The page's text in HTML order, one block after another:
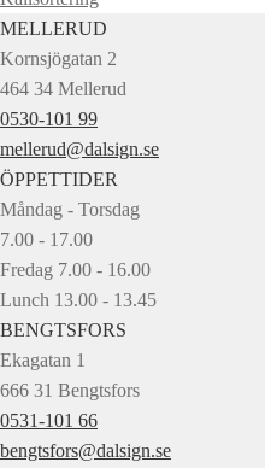
MELLERUD
Kornsjögatan 2
464 34 Mellerud
0530-101 99
mellerud@dalsign.se
ÖPPETTIDER
Måndag - Torsdag
7.00 - 17.00
Fredag 7.00 - 16.00
Lunch 13.00 - 13.45
BENGTSFORS
Ekagatan 1
666 31 Bengtsfors
0531-101 66
bengtsfors@dalsign.se